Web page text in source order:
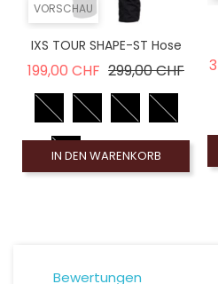
VORSCHAU
IXS TOUR SHAPE-ST Hose
199,00 CHF Verkaufspreis
299,00 CHFPreis
IN DEN WARENKORB
Bewertungen